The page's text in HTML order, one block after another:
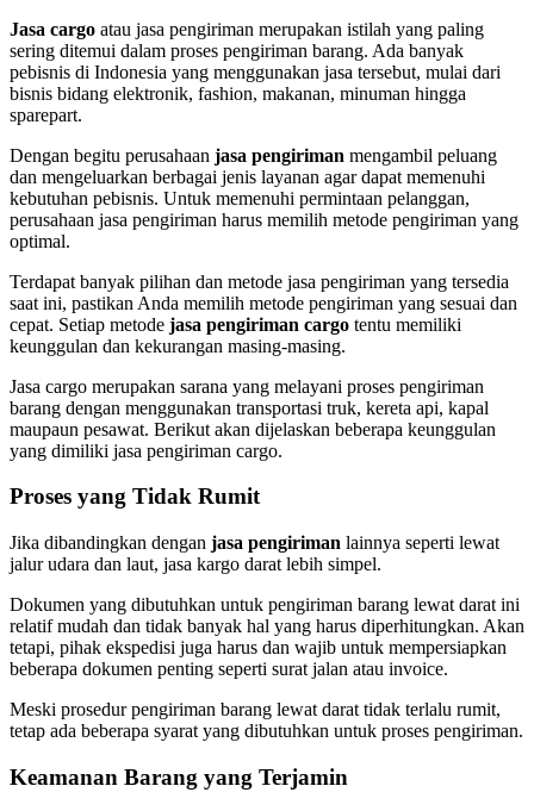
Jasa cargo atau jasa pengiriman merupakan istilah yang paling
sering ditemui dalam proses pengiriman barang. Ada banyak
pebisnis di Indonesia yang menggunakan jasa tersebut, mulai dari
bisnis bidang elektronik, fashion, makanan, minuman hingga
sparepart.
Dengan begitu perusahaan jasa pengiriman mengambil peluang
dan mengeluarkan berbagai jenis layanan agar dapat memenuhi
kebutuhan pebisnis. Untuk memenuhi permintaan pelanggan,
perusahaan jasa pengiriman harus memilih metode pengiriman yang
optimal.
Terdapat banyak pilihan dan metode jasa pengiriman yang tersedia
saat ini, pastikan Anda memilih metode pengiriman yang sesuai dan
cepat. Setiap metode jasa pengiriman cargo tentu memiliki
keunggulan dan kekurangan masing-masing.
Jasa cargo merupakan sarana yang melayani proses pengiriman
barang dengan menggunakan transportasi truk, kereta api, kapal
maupaun pesawat. Berikut akan dijelaskan beberapa keunggulan
yang dimiliki jasa pengiriman cargo.
Proses yang Tidak Rumit
Jika dibandingkan dengan jasa pengiriman lainnya seperti lewat
jalur udara dan laut, jasa kargo darat lebih simpel.
Dokumen yang dibutuhkan untuk pengiriman barang lewat darat ini
relatif mudah dan tidak banyak hal yang harus diperhitungkan. Akan
tetapi, pihak ekspedisi juga harus dan wajib untuk mempersiapkan
beberapa dokumen penting seperti surat jalan atau invoice.
Meski prosedur pengiriman barang lewat darat tidak terlalu rumit,
tetap ada beberapa syarat yang dibutuhkan untuk proses pengiriman.
Keamanan Barang yang Terjamin